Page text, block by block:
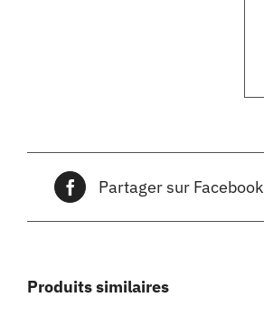
Partager sur Facebook
Produits similaires